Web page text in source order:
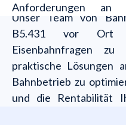
Anforderungen an
Schienengüterverkehrs
Unser Team von
B5.431 vor Ort
Eisenbahnfragen
praktische Lösungen
Bahnbetrieb zu
und die Rentabilität